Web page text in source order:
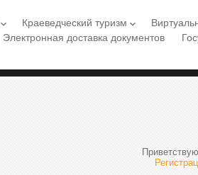
keyboard_arrow_down Краеведческий туризм keyboard_arrow_down
Электронная доставка документов